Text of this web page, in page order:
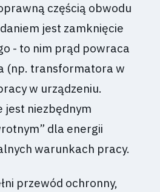
częścią obwodu
jest zamknięcie
- to nim prąd powraca
(np. transformatora w
w urządzeniu.
jest niezbędnym
dla energii
warunkach pracy.
przewód ochronny,